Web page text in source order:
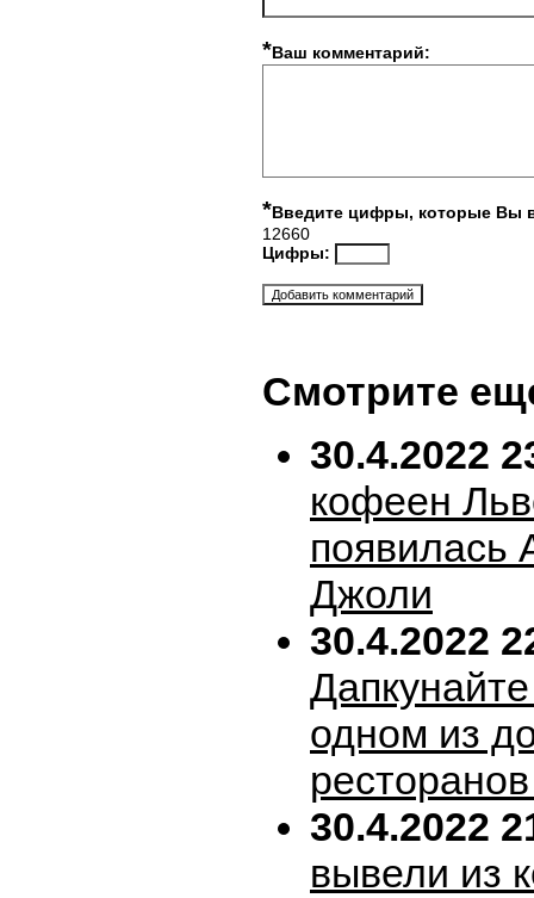
*Ваш комментарий:
*Введите цифры, которые Вы
12660
Цифры:
Смотрите
30.4.2022
кофеен
появилась
Джоли
30.4.2022
одном из
30.4.2022
вывели из